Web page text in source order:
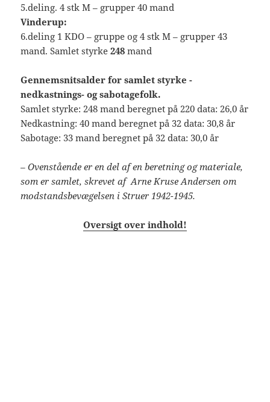
5.deling. 4 stk M – grupper 40 mand
Vinderup:
6.deling 1 KDO – gruppe og 4 stk M – grupper 43
mand. Samlet styrke248 mand
Gennemsnitsalder for samlet styrke -
nedkastnings- og sabotagefolk.
Samlet styrke: 248 mand beregnet på 220 data: 26,0 år
Nedkastning: 40 mand beregnet på 32 data: 30,8 år
Sabotage: 33 mand beregnet på 32 data: 30,0 år
– Ovenstående er en del af en beretning og materiale,
som er samlet, skrevet af Arne Kruse Andersen om
modstandsbevægelsen i Struer 1942-1945.
Oversigt over indhold!